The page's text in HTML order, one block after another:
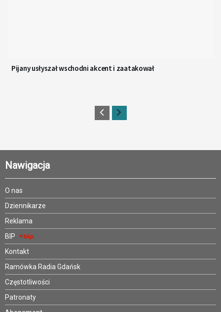
Pijany usłyszał wschodni akcent i zaatakował
Nawigacja
O nas
Dziennikarze
Reklama
BIP
Kontakt
Ramówka Radia Gdańsk
Częstotliwości
Patronaty